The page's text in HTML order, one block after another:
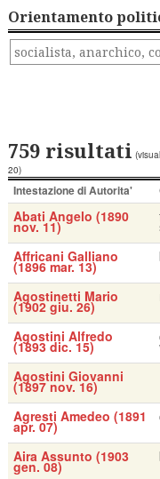
Orientamento
759 risultati
20)
Intestazione di Autorita'
Abati Angelo (1890
nov. 11)
Affricani Galliano
(1896 mar. 13)
Agostinetti Mario
(1902 giu. 26)
Agostini Alfredo
(1893 dic. 15)
Agostini Giovanni
(1897 nov. 16)
Agresti Amedeo (1891
apr. 07)
Aira Assunto (1903
gen. 08)